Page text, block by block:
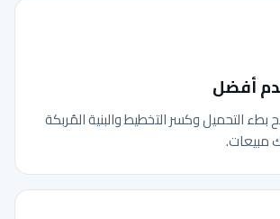
أفضل
بطء التحميل وكسر التخطيط والبنية المُربكة
مبيعات.